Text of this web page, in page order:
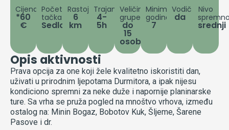
Opis aktivnosti
Prava opcija za one koji žele kvalitetno iskoristiti dan,
uživati u prirodnim ljepotama Durmitora, a ipak nijesu
kondiciono spremni za neke duže i napornije planinarske
ture. Sa vrha se pruža pogled na mnoštvo vrhova, između
ostalog na: Minin Bogaz, Bobotov Kuk, Šljeme, Šarene
Pasove i dr.
Cijena
*60
€
Početna
tačka
Sedlo
Rastojanje
6
km
Trajanje
4-
5h
Veličina
grupe
do
15
osoba
Minimum
godina
7
Vodič
da
Nivo
srednji